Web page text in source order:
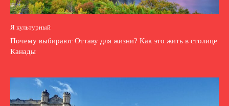
Я культурный
Почему выбирают Оттаву для жизни? Как это жить в столице
Канады